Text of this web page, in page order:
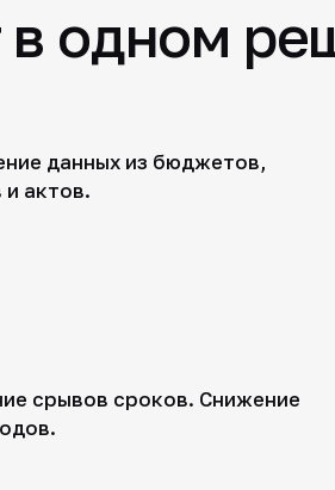
в одном
данных из бюджетов,
актов.
срывов сроков. Снижение